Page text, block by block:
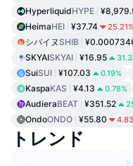
HyperliquidHYPE
HeimaHEI ¥37.74
シバイヌ SHIB
SKYAISKYAI ¥16.95
SuiSUI ¥107.03 0.19%
KaspaKAS ¥4.13 0.78%
AudieraBEAT ¥351.52
OndoONDO ¥55.80
トレンド